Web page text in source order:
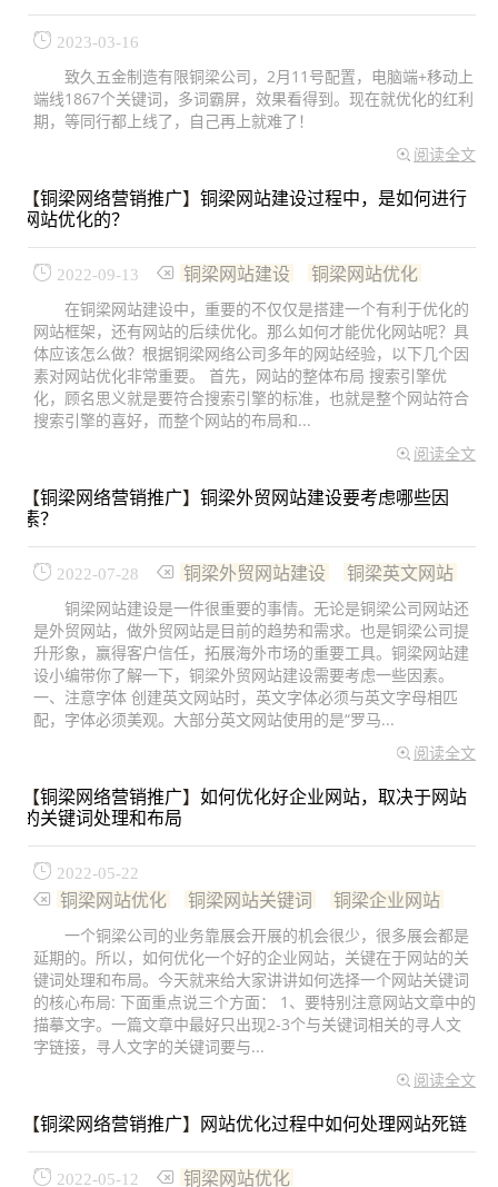
2023-03-16
致久五金制造有限铜梁公司，2月11号配置，电脑端+移动‮上
端‬线1867个关键词，多词霸屏，效果‮得看‬到。现在‮就‬优化的红利
期，等‮行同‬都上线了，自‮再己‬上就难了！
阅读全文
【铜梁网络营销推广】 铜梁网站建设过程中，是如何进行
网站优化的？
2022-09-13 铜梁网站建设 铜梁网站优化
在铜梁网站建设中，重要的不仅仅是搭建一个有利于优化的
网站框架，还有网站的后续优化。那么如何才能优化网站呢？具
体应该怎么做？根据铜梁网络公司多年的网站经验，以下几个因
素对网站优化非常重要。 首先，网站的整体布局 搜索引擎优
化，顾名思义就是要符合搜索引擎的标准，也就是整个网站符合
搜索引擎的喜好，而整个网站的布局和...
阅读全文
【铜梁网络营销推广】 铜梁外贸网站建设要考虑哪些因
素？
2022-07-28 铜梁外贸网站建设 铜梁英文网站
铜梁网站建设是一件很重要的事情。无论是铜梁公司网站还
是外贸网站，做外贸网站是目前的趋势和需求。也是铜梁公司提
升形象，赢得客户信任，拓展海外市场的重要工具。铜梁网站建
设小编带你了解一下，铜梁外贸网站建设需要考虑一些因素。
一、注意字体 创建英文网站时，英文字体必须与英文字母相匹
配，字体必须美观。大部分英文网站使用的是“罗马...
阅读全文
【铜梁网络营销推广】 如何优化好企业网站，取决于网站
的关键词处理和布局
2022-05-22
铜梁网站优化 铜梁网站关键词 铜梁企业网站
一个铜梁公司的业务靠展会开展的机会很少，很多展会都是
延期的。所以，如何优化一个好的企业网站，关键在于网站的关
键词处理和布局。今天就来给大家讲讲如何选择一个网站关键词
的核心布局: 下面重点说三个方面： 1、要特别注意网站文章中的
描摹文字。一篇文章中最好只出现2-3个与关键词相关的寻人文
字链接，寻人文字的关键词要与...
阅读全文
【铜梁网络营销推广】 网站优化过程中如何处理网站死链
2022-05-12 铜梁网站优化